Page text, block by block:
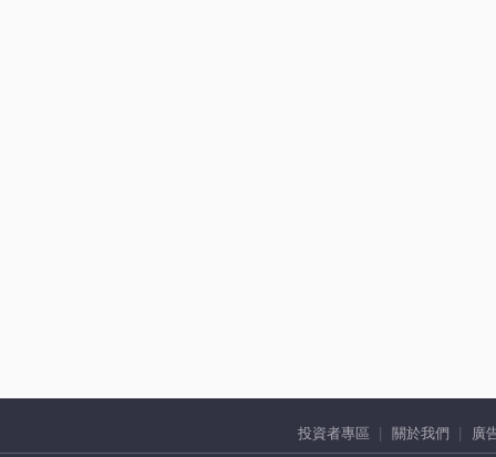
投資者專區 關於我們 廣